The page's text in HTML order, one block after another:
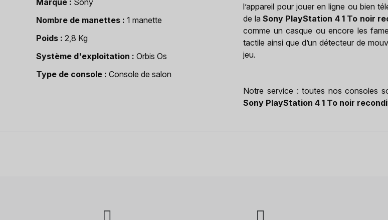
Marque
Sony
Nombre de manettes
1 manette
Poids
2,8 Kg
Système d'exploitation
Orbis Os
Type de console
Console de salon
l’appareil pour jouer en ligne ou bien
de laSony PlayStation 4 1 To noir
comme un casque ou encore les
tactile ainsi que d’un détecteur de
jeu.
Notre service : toutes nos consoles
Sony PlayStation 4 1 To noir